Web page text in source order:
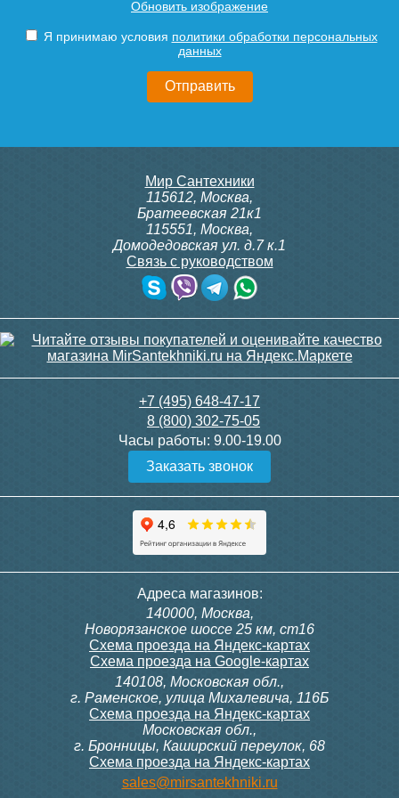
Подробнее
82 742
itermic Конвектор
внутрипольный
ITTBZ.190.400.3900
itermic Конвектор
внутрипольный
itermic Конвектор
itermic Конвектор
внутрипольный
310.2/MM, 230В (врезной)
9 300
Siemens IRA 211
Клапан радиаторный
1/2"
3 150
Подробнее
Клапан радиаторный
Siemens VDN 115, прямой
1/2"
Подробнее
100T, 230В (накладной,
расписание, упр.с пульта)
28 000
300, 230В (врезной - квадр.
коробка)
9 700
Обновить изображение
Я принимаю условия политики обработки персональных
данных
Мир Сантехники
115612, Москва,
Братеевская 21к1
115551, Москва,
Домодедовская ул. д.7 к.1
Связь с руководством
+7 (495) 648-47-17
8 (800) 302-75-05
Часы работы: 9.00-19.00
Заказать звонок
Адреса магазинов:
140000, Москва,
Новорязанское шоссе 25 км, ст16
Схема проезда на Яндекс-картах
Схема проезда на Google-картах
140108, Московская обл.,
г. Раменское, улица Михалевича, 116Б
Схема проезда на Яндекс-картах
Московская обл.,
г. Бронницы, Каширский переулок, 68
Схема проезда на Яндекс-картах
sales@mirsantekhniki.ru